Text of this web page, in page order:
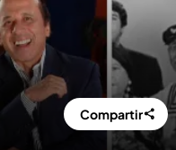
Compartir